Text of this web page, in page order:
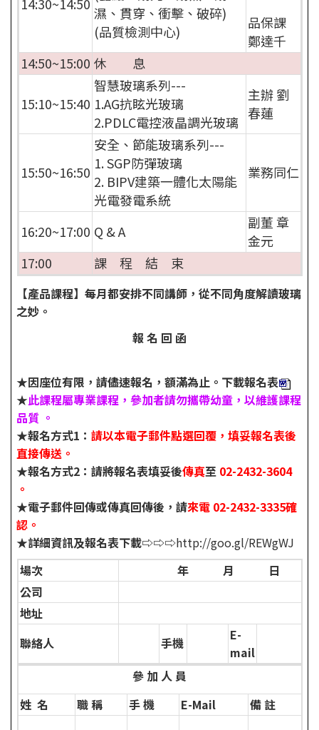
14:30~14:50 濕、貫穿、衝擊、破碎)
(品質檢測中心)
品保課
鄭達千
14:50~15:00 休 息
15:10~15:40
智慧玻璃系列---
1.AG抗眩光玻璃
2.PDLC電控液晶調光玻璃
主辦 劉
春蓮
15:50~16:50
安全、節能玻璃系列---
1. SGP防彈玻璃
2. BIPV建築一體化太陽能
光電發電系統
業務同仁
16:20~17:00 Q & A
副董 章
金元
17:00
課 程 結 束
【產品課程】每月都安排不同講師，從不同角度解讀玻璃
之妙。
報 名 回 函
★因座位有限，請儘速報名，額滿為止。 下載報名表
★此課程屬專業課程，參加者請勿攜帶幼童，以維護課程
品質 。
★報名方式1：請以本電子郵件點選回覆，填妥報名表後
直接傳送。
★報名方式2：請將報名表填妥後傳真至 02-2432-3604
。
★電子郵件回傳或傳真回傳後，請來電 02-2432-3335確
認。
★詳細資訊及報名表下載⇨⇨⇨http://goo.gl/REWgWJ
場次
年 月 日
公司
地址
聯絡人
手機
E-
mail
參 加 人 員
姓 名
職 稱 手 機 E-Mail 備 註